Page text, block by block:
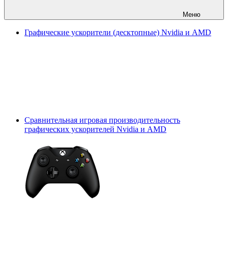
Меню
Графические ускорители (десктопные) Nvidia и AMD
Сравнительная игровая производительность
графических ускорителей Nvidia и AMD